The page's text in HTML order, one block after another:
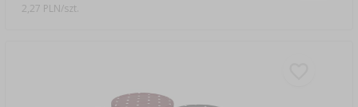
2,27 PLN/szt.